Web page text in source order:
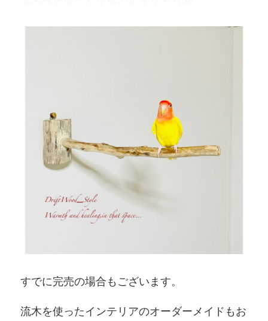
すでに完売の場合もございます。
流木を使ったインテリアのオーダーメイドもお